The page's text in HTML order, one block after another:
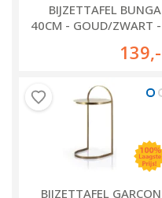
BIJZETTAFEL BUNGA
40CM - GOUD/ZWART -
139,-
BIJZETTAFEL GARCON